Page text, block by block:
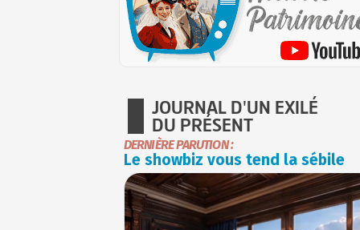
JOURNAL D'UN EXILÉ
DU PRÉSENT
DERNIÈRE PARUTION :
Le showbiz vous tend la sébile